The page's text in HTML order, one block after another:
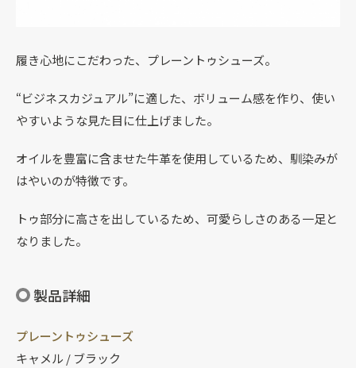
履き心地にこだわった、プレーントゥシューズ。
“ビジネスカジュアル”に適した、ボリューム感を作り、使い
やすいような見た目に仕上げました。
オイルを豊富に含ませた牛革を使用しているため、馴染みが
はやいのが特徴です。
トゥ部分に高さを出しているため、可愛らしさのある一足と
なりました。
製品詳細
プレーントゥシューズ
キャメル / ブラック